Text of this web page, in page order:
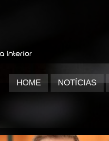
HOME NOTÍCIAS